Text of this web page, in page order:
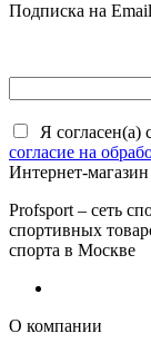
Подписка на
Я согласен(a)
согласие на
Интернет-
Profsport – сеть
спортивных
спорта в Москве
О компании